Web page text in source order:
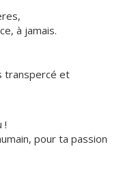
ce, à jamais.
transpercé et
!
pour ta passion